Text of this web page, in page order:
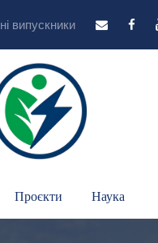
випускники
Проєкти Наука